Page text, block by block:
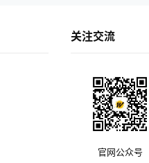
关注交流
官网公众号